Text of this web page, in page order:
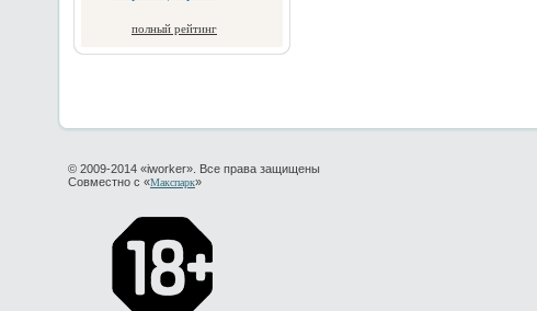
полный рейтинг
© 2009-2014 «iworker». Все права защищены
Совместно с «Макспарк»